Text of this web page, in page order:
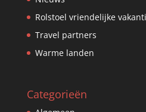
Rolstoel vriendelijke
Travel partners
Warme landen
Categorieën